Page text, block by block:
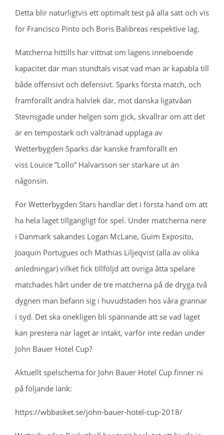
Detta blir naturligtvis ett optimalt test på alla sätt och vis
för Francisco Pinto och Boris Balibreas respektive lag.
Matcherna hittills har vittnat om lagens inneboende
kapacitet där man stundtals visat vad man är kapabla till
både offensivt och defensivt. Sparks första match, och
framförallt andra halvlek där, mot danska ligatvåan
Stevnsgade under helgen som gick, skvallrar om att det
är en tempostark och vältränad upplaga av
Wetterbygden Sparks där kanske framförallt en
viss Louice ”Lollo” Halvarsson ser starkare ut än
någonsin.
För Wetterbygden Stars handlar det i första hand om att
ha hela laget tillgängligt för spel. Under matcherna nere
i Danmark sakandes Logan McLane, Guim Exposito,
Joaquin Portugues och Mathias Liljeqvist (alla av olika
anledningar) vilket fick tillföljd att övriga åtta spelare
matchades hårt under de tre matcherna på de dryga två
dygnen man befann sig i huvudstaden hos våra grannar
i syd. Det ska onekligen bli spännande att se vad laget
kan prestera när laget är intakt, varför inte redan under
John Bauer Hotel Cup?
Aktuellt spelschema för John Bauer Hotel Cup finner ni
på följande länk:
https://wbbasket.se/john-bauer-hotel-cup-2018/